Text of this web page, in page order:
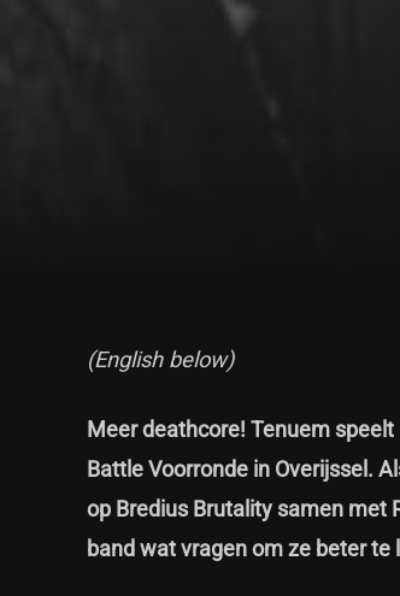
(English below)
Meer deathcore! Tenuem
Battle Voorronde in Overijssel.
op Bredius Brutality samen met
band wat vragen om ze beter te